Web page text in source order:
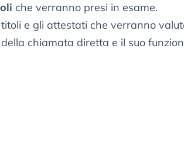
che verranno presi in esame.
e gli attestati che verranno
della chiamata diretta e il suo